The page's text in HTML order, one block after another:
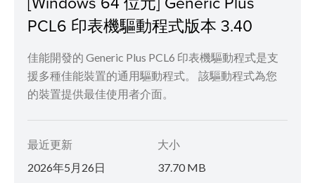
PCL6 印表機驅動程式版本 3.40
佳能開發的 Generic Plus PCL6 印表機驅動程式是支
援多種佳能裝置的通用驅動程式。 該驅動程式為您
的裝置提供最佳使用者介面。
最近更新
2026年5月26日
大小
37.70 MB